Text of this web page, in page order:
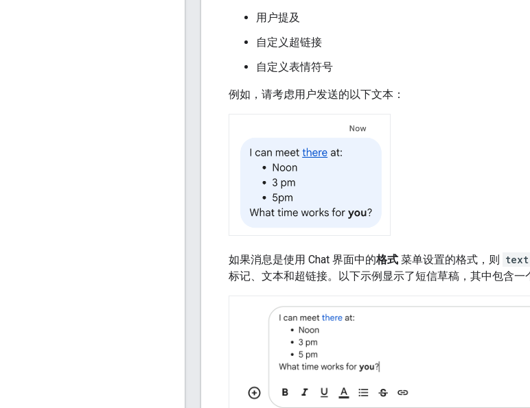
用户提及
自定义超链接
自定义表情符号
例如，请考虑用户发送的以下文本：
如果消息是使用 Chat 界面中的格式 菜单设置的格式，则 text
标记、文本和超链接。以下示例显示了短信草稿，其中包含